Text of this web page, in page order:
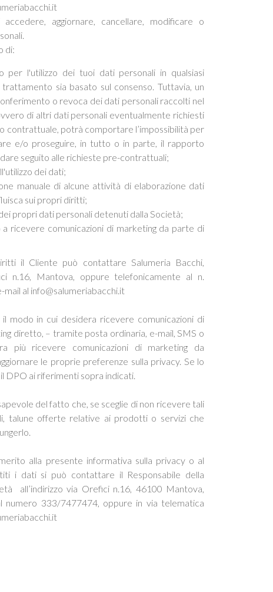
aggiornare, cancellare, modificare o
di:
per l'utilizzo dei tuoi dati personali in qualsiasi
sia basato sul consenso. Tuttavia, un
o revoca dei dati personali raccolti nel
di altri dati personali eventualmente richiesti
contrattuale, potrà comportare l’impossibilità per
e/o proseguire, in tutto o in parte, il rapporto
seguito alle richieste pre-contrattuali;
dei dati;
manuale di alcune attività di elaborazione dati
sui propri diritti;
propri dati personali detenuti dalla Società;
ricevere comunicazioni di marketing da parte di
il Cliente può contattare Salumeria Bacchi,
n.16, Mantova, oppure telefonicamente al n.
al info@salumeriabacchi.it
modo in cui desidera ricevere comunicazioni di
diretto, – tramite posta ordinaria, e-mail, SMS o
più ricevere comunicazioni di marketing da
le proprie preferenze sulla privacy. Se lo
DPO ai riferimenti sopra indicati.
del fatto che, se sceglie di non ricevere tali
talune offerte relative ai prodotti o servizi che
alla presente informativa sulla privacy o al
i dati si può contattare il Responsabile della
all’indirizzo via Orefici n.16, 46100 Mantova,
numero 333/7477474, oppure in via telematica